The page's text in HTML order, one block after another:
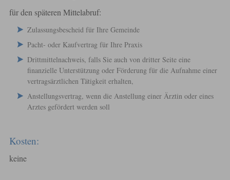
für den späteren Mittelabruf:
Zulassungsbescheid für Ihre Gemeinde
Pacht- oder Kaufvertrag für Ihre Praxis
Drittmittelnachweis, falls Sie auch von dritter Seite eine
finanzielle Unterstützung oder Förderung für die Aufnahme einer
vertragsärztlichen Tätigkeit erhalten,
Anstellungsvertrag, wenn die Anstellung einer Ärztin oder eines
Arztes gefördert werden soll
Kosten:
keine